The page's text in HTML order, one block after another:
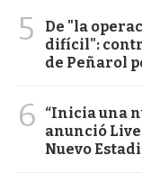
5
De "la
difícil":
de Peñarol
6
“Inicia una
anunció
Nuevo